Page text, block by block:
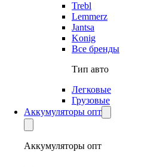
Trebl
Lemmerz
Jantsa
Konig
Все бренды
Тип авто
Легковые
Грузовые
Аккумуляторы опт
Аккумуляторы опт